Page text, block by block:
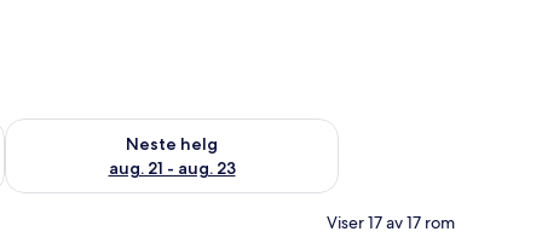
14 - aug. 16
Neste helg
aug. 21 - aug. 23
Sjekk tilgjengelighet for neste helg, aug. 21 - aug. 23
Viser 17 av 17 rom